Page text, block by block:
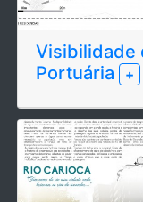
Visibilidade
Portuária
+